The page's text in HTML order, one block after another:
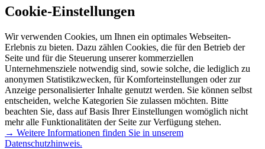
Cookie-Einstellungen
Wir verwenden Cookies, um Ihnen ein optimales Webseiten-
Erlebnis zu bieten. Dazu zählen Cookies, die für den Betrieb der
Seite und für die Steuerung unserer kommerziellen
Unternehmensziele notwendig sind, sowie solche, die lediglich zu
anonymen Statistikzwecken, für Komforteinstellungen oder zur
Anzeige personalisierter Inhalte genutzt werden. Sie können selbst
entscheiden, welche Kategorien Sie zulassen möchten. Bitte
beachten Sie, dass auf Basis Ihrer Einstellungen womöglich nicht
mehr alle Funktionalitäten der Seite zur Verfügung stehen.
→ Weitere Informationen finden Sie in unserem
Datenschutzhinweis.